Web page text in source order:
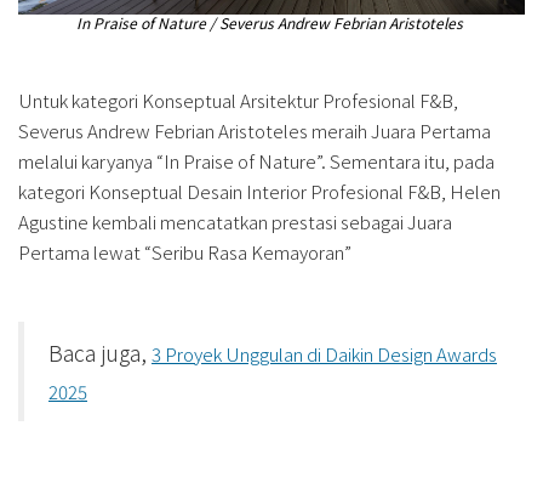
In Praise of Nature / Severus Andrew Febrian Aristoteles
Untuk kategori Konseptual Arsitektur Profesional F&B,
Severus Andrew Febrian Aristoteles meraih Juara Pertama
melalui karyanya “In Praise of Nature”. Sementara itu, pada
kategori Konseptual Desain Interior Profesional F&B, Helen
Agustine kembali mencatatkan prestasi sebagai Juara
Pertama lewat “Seribu Rasa Kemayoran”
Baca juga, 3 Proyek Unggulan di Daikin Design Awards
2025